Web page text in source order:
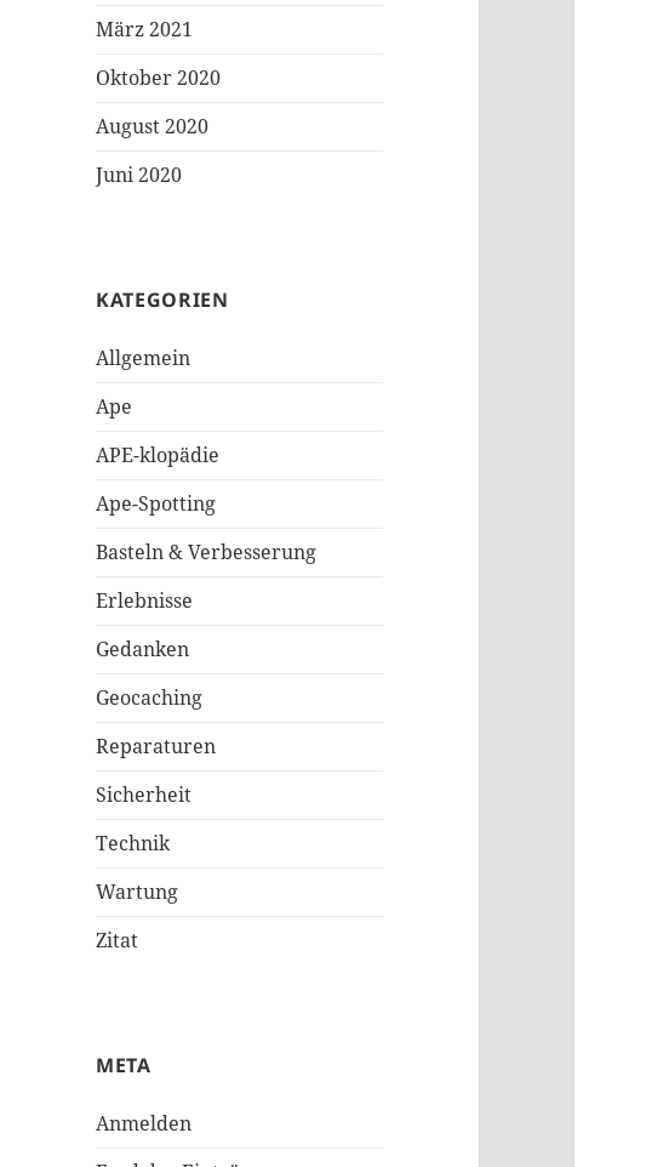
März 2021
Oktober 2020
August 2020
Juni 2020
KATEGORIEN
Allgemein
Ape
APE-klopädie
Ape-Spotting
Basteln & Verbesserung
Erlebnisse
Gedanken
Geocaching
Reparaturen
Sicherheit
Technik
Wartung
Zitat
META
Anmelden